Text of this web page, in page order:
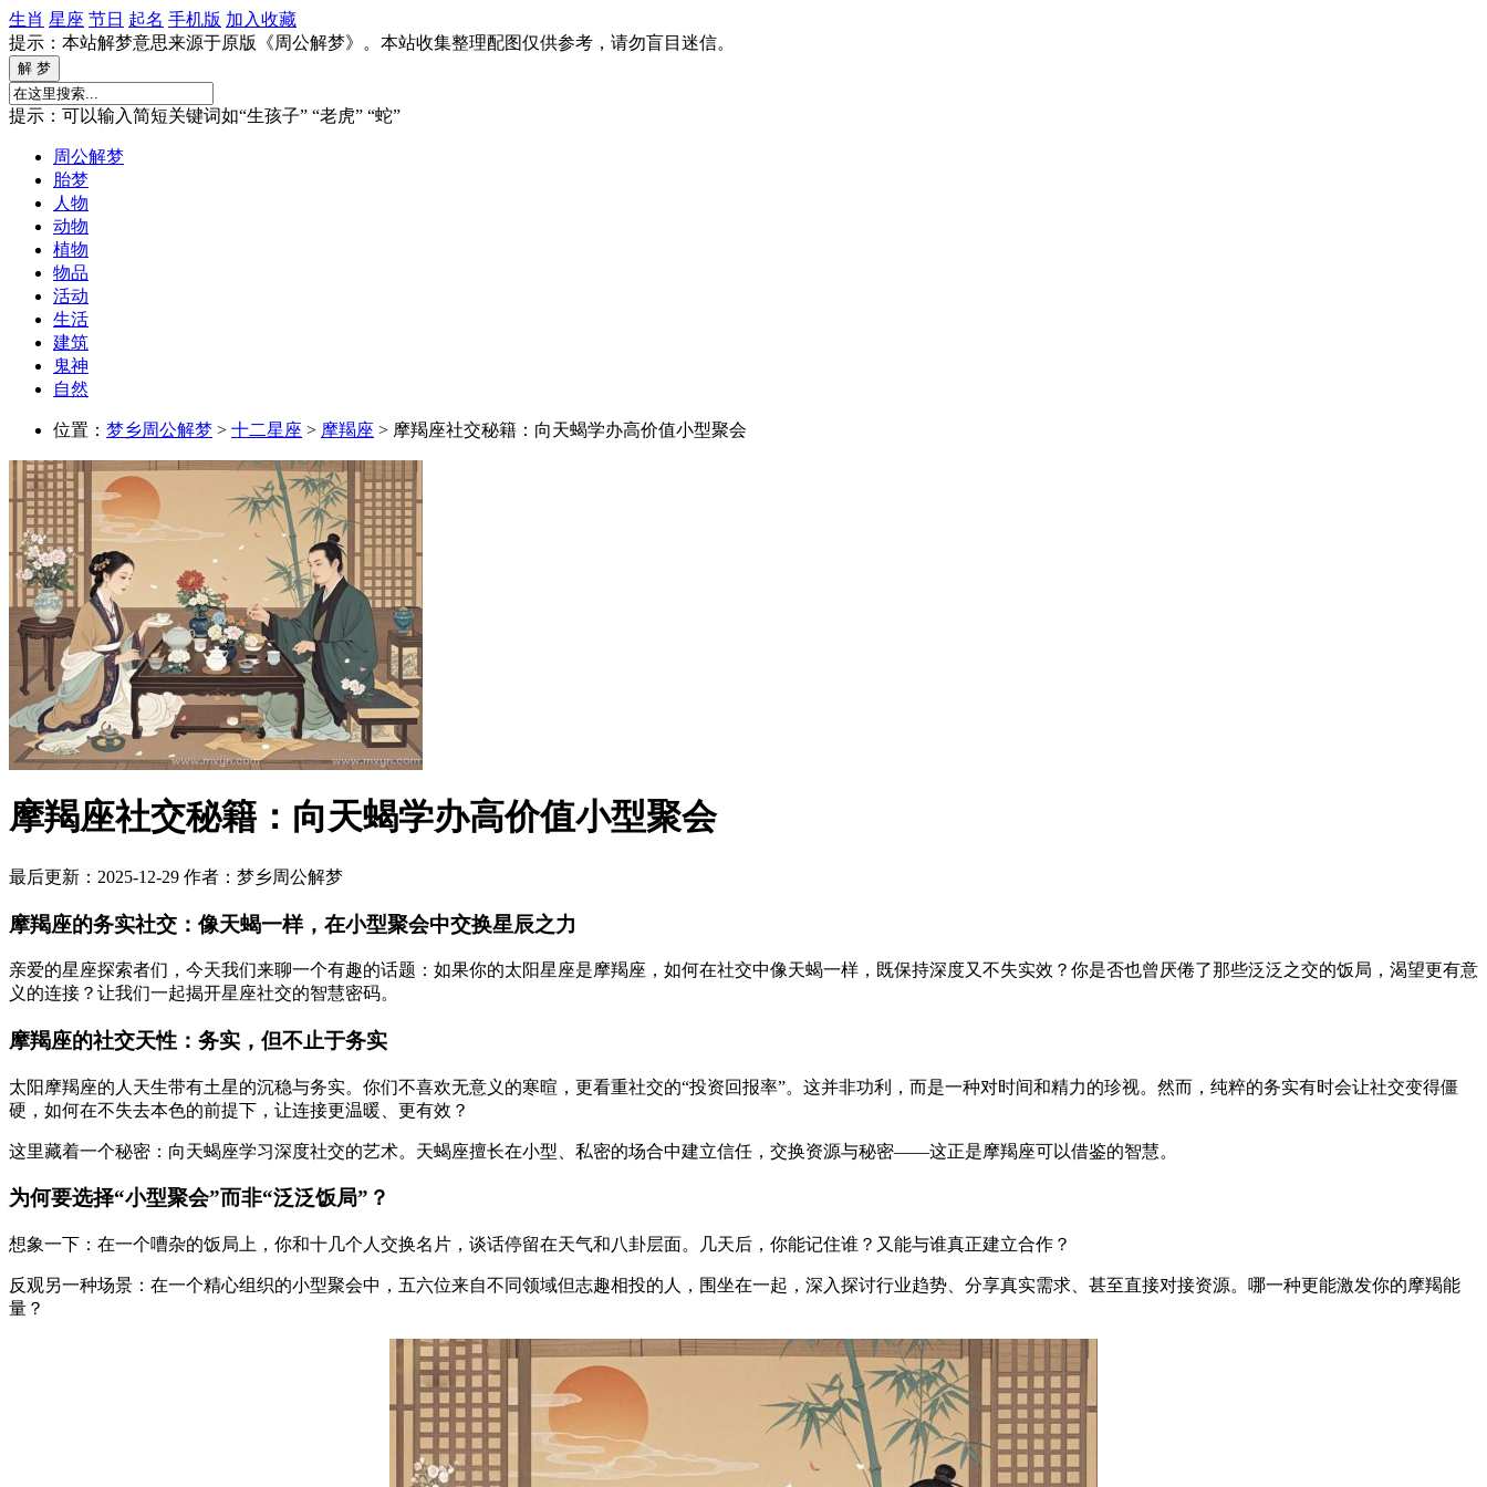
生肖 星座 节日 起名 手机版 加入收藏
提示：本站解梦意思来源于原版《周公解梦》。本站收集整理配图仅供参考，请勿盲目迷信。
提示：可以输入简短关键词如“生孩子” “老虎” “蛇”
周公解梦
胎梦
人物
动物
植物
物品
活动
生活
建筑
鬼神
自然
位置： 梦乡周公解梦 > 十二星座 > 摩羯座 > 摩羯座社交秘籍：向天蝎学办高价值小型聚会
摩羯座社交秘籍：向天蝎学办高价值小型聚会
最后更新：2025-12-29 作者：梦乡周公解梦
摩羯座的务实社交：像天蝎一样，在小型聚会中交换星辰之力
亲爱的星座探索者们，今天我们来聊一个有趣的话题：如果你的太阳星座是摩羯座，如何在社交中像天蝎一样，既保持深度又不失实效？你是否也曾厌倦了那些泛泛之交的饭局，渴望更有意
义的连接？让我们一起揭开星座社交的智慧密码。
摩羯座的社交天性：务实，但不止于务实
太阳摩羯座的人天生带有土星的沉稳与务实。你们不喜欢无意义的寒暄，更看重社交的“投资回报率”。这并非功利，而是一种对时间和精力的珍视。然而，纯粹的务实有时会让社交变得僵
硬，如何在不失去本色的前提下，让连接更温暖、更有效？
这里藏着一个秘密：向天蝎座学习深度社交的艺术。天蝎座擅长在小型、私密的场合中建立信任，交换资源与秘密——这正是摩羯座可以借鉴的智慧。
为何要选择“小型聚会”而非“泛泛饭局”？
想象一下：在一个嘈杂的饭局上，你和十几个人交换名片，谈话停留在天气和八卦层面。几天后，你能记住谁？又能与谁真正建立合作？
反观另一种场景：在一个精心组织的小型聚会中，五六位来自不同领域但志趣相投的人，围坐在一起，深入探讨行业趋势、分享真实需求、甚至直接对接资源。哪一种更能激发你的摩羯能
量？